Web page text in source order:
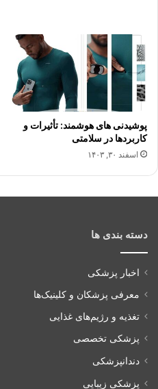
پوشیدنی های هوشمند: تأثیرات و
کاربردها در سلامتی
اسفند ۳۰, ۱۴۰۳
دسته بندی ها
اخبار پزشکی
معرفی پزشکان و کلینیک‌ها
تغذیه و رژیم‌های غذایی
پزشکی تخصصی
دندانپزشکی
پزشکی زیبایی